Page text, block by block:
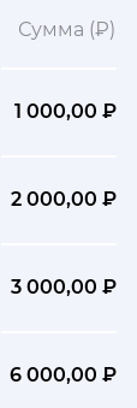
Сумма (₽)
1 000,00 ₽
2 000,00 ₽
3 000,00 ₽
6 000,00 ₽